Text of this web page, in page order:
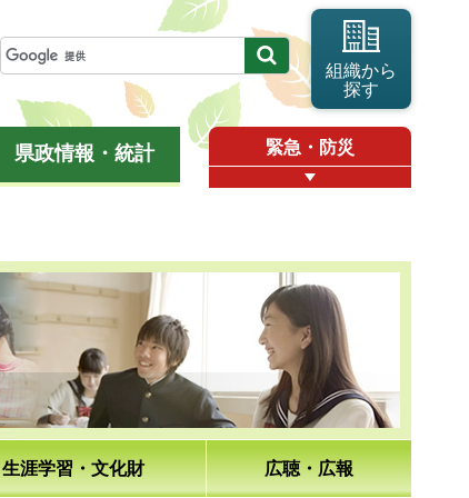
組織から
探す
県政情報・統計 緊急・防災
生涯学習・文化財 広聴・広報